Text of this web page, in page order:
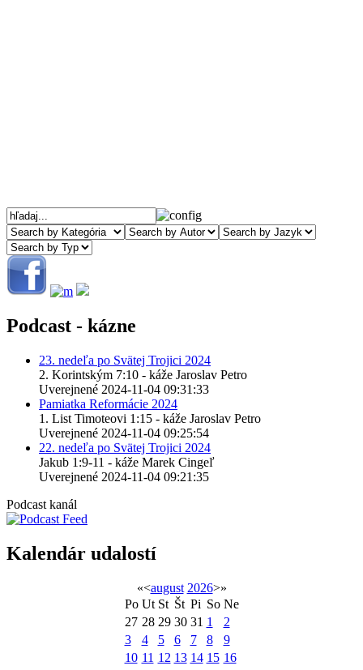
Podcast - kázne
23. nedeľa po Svätej Trojici 2024
2. Korintským 7:10 - káže Jaroslav Petro
Uverejnené 2024-11-04 09:31:33
Pamiatka Reformácie 2024
1. List Timoteovi 1:15 - káže Jaroslav Petro
Uverejnené 2024-11-04 09:25:54
22. nedeľa po Svätej Trojici 2024
Jakub 1:9-11 - káže Marek Cingeľ
Uverejnené 2024-11-04 09:21:35
Podcast kanál
Kalendár udalostí
«<august 2026>»
Po Ut St Št Pi So Ne
27 28 29 30 31 1
2
3
4 5 6 7 8
9
10 11 12 13 14 15 16